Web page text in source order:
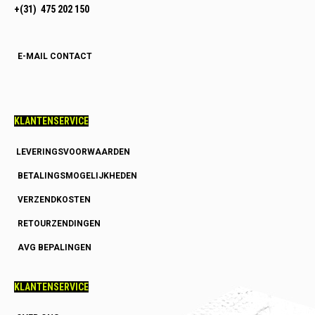
+(31) 475 202 150
E-MAIL CONTACT
KLANTENSERVICE
LEVERINGSVOORWAARDEN
BETALINGSMOGELIJKHEDEN
VERZENDKOSTEN
RETOURZENDINGEN
AVG BEPALINGEN
KLANTENSERVICE